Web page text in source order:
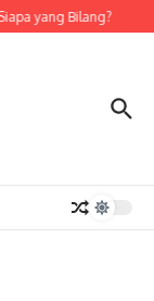
yang Bilang?